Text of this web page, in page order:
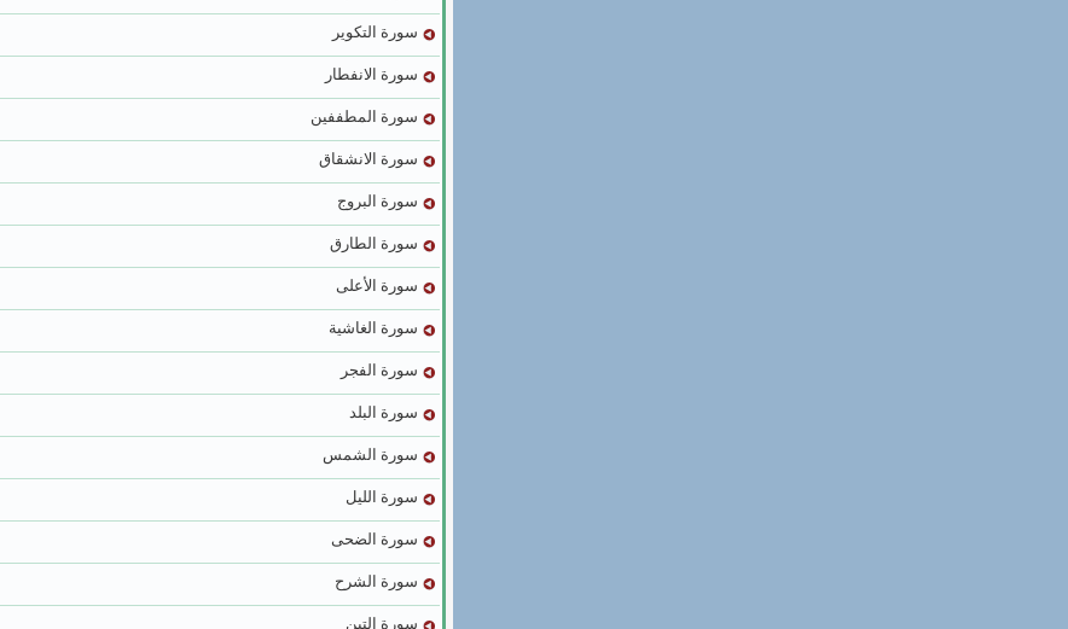
سورة التكوير
سورة الانفطار
سورة المطففين
سورة الانشقاق
سورة البروج
سورة الطارق
سورة الأعلى
سورة الغاشية
سورة الفجر
سورة البلد
سورة الشمس
سورة الليل
سورة الضحى
سورة الشرح
سورة التين